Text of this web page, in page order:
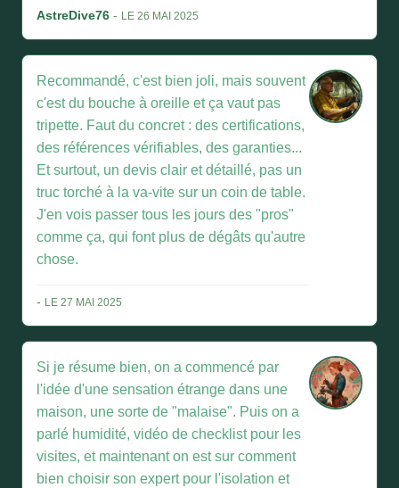
AstreDive76 - LE 26 MAI 2025
Recommandé, c'est bien joli, mais souvent
c'est du bouche à oreille et ça vaut pas
tripette. Faut du concret : des certifications,
des références vérifiables, des garanties...
Et surtout, un devis clair et détaillé, pas un
truc torché à la va-vite sur un coin de table.
J'en vois passer tous les jours des "pros"
comme ça, qui font plus de dégâts qu'autre
chose.
- LE 27 MAI 2025
Si je résume bien, on a commencé par
l'idée d'une sensation étrange dans une
maison, une sorte de "malaise". Puis on a
parlé humidité, vidéo de checklist pour les
visites, et maintenant on est sur comment
bien choisir son expert pour l'isolation et